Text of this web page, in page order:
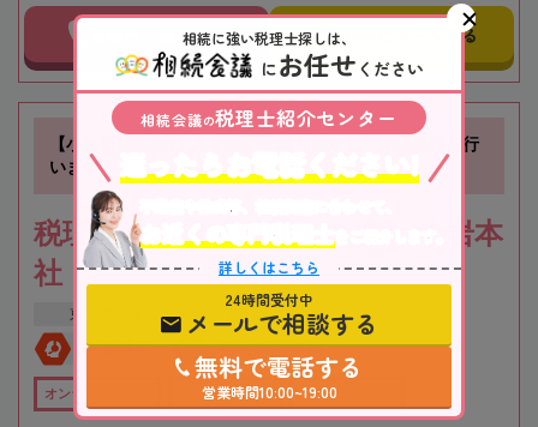
事務所に電話する 事務所にメールする
【小岩駅徒歩3分】不動産の知識を活かした相続業務を行
います
税理士法人根本税理士事務所 小岩本
社
東京都 江戸川区
全国対応 初回相談無料
オンライン相談可 全国出張対応可 在籍数10名以上
相続に強い税理士探しは、
にお任せ ください
相続会議の税理士紹介センター
不動産や株式等、相続資産に合わせて、
お近くの専門税理士
をご紹介します。
詳しくはこちら
24時間受付中
メールで相談する
無料で電話する
営業時間10:00~19:00